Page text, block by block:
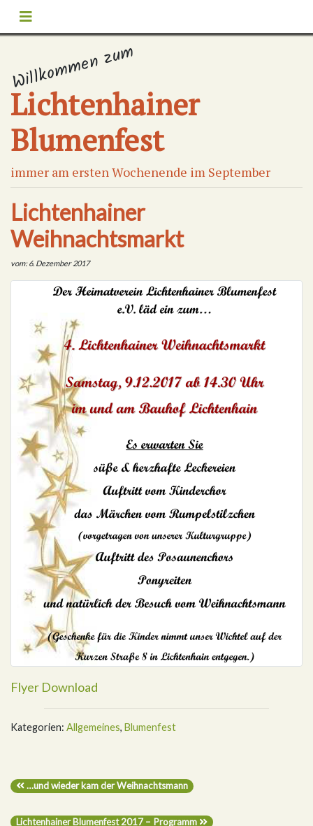
Willkommen zum
Lichtenhainer
Blumenfest
immer am ersten Wochenende im September
Lichtenhainer
Weihnachtsmarkt
vom: 6. Dezember 2017
Flyer Download
Kategorien: Allgemeines, Blumenfest
…und wieder kam der Weihnachtsmann
Lichtenhainer Blumenfest 2017 – Programm